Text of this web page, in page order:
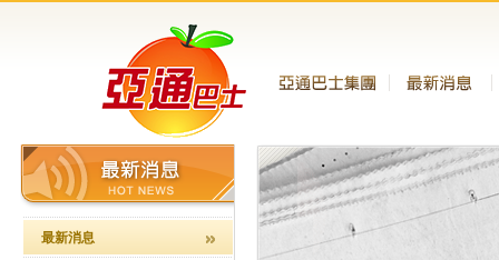
最新消息